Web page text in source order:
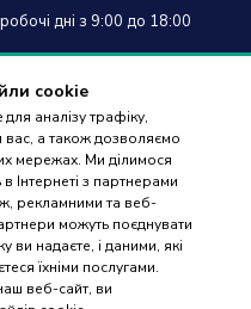
cookie
аналізу трафіку,
вас, а також дозволяємо
мережах. Ми ділимося
Інтернеті з партнерами
рекламними та веб-
можуть поєднувати
надаєте, і даними, які
їхніми послугами.
веб-сайт, ви
дні з 9:00 до 18:00
ПІДБІР
ЗАПЧАСТИН